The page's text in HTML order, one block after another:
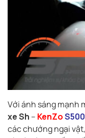
Với ánh sáng mạnh
xe Sh – KenZo
các chướng ngại